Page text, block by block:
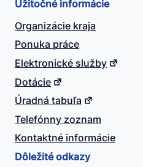
Užitočné informácie
Organizácie kraja
Ponuka práce
Elektronické služby
Dotácie
Úradná tabuľa
Telefónny zoznam
Kontaktné informácie
Dôležité odkazy